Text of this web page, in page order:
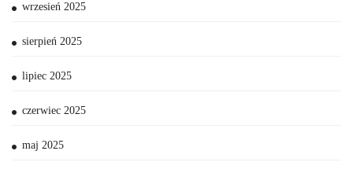
wrzesień 2025
sierpień 2025
lipiec 2025
czerwiec 2025
maj 2025